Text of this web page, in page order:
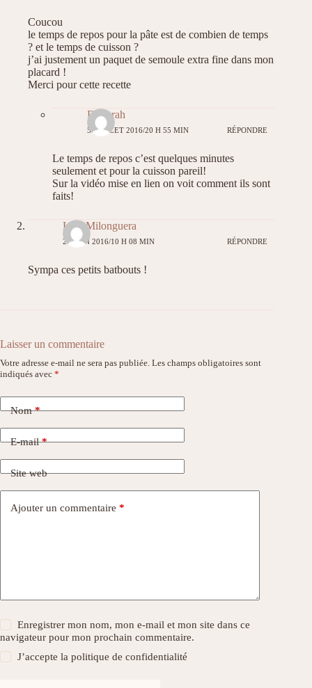
Coucou
le temps de repos pour la pâte est de combien de temps
? et le temps de cuisson ?
j’ai justement un paquet de semoule extra fine dans mon
placard !
Merci pour cette recette
Déborah
5 JUILLET 2016/20 H 55 MIN RÉPONDRE
Le temps de repos c’est quelques minutes
seulement et pour la cuisson pareil!
Sur la vidéo mise en lien on voit comment ils sont
faits!
LadyMilonguera
23 JUIN 2016/10 H 08 MIN RÉPONDRE
Sympa ces petits batbouts !
Laisser un commentaire
Votre adresse e-mail ne sera pas publiée. Les champs obligatoires sont
indiqués avec *
Nom*
E-mail*
Site web
Ajouter un commentaire *
Enregistrer mon nom, mon e-mail et mon site dans ce
navigateur pour mon prochain commentaire.
J’accepte lapolitique de confidentialité